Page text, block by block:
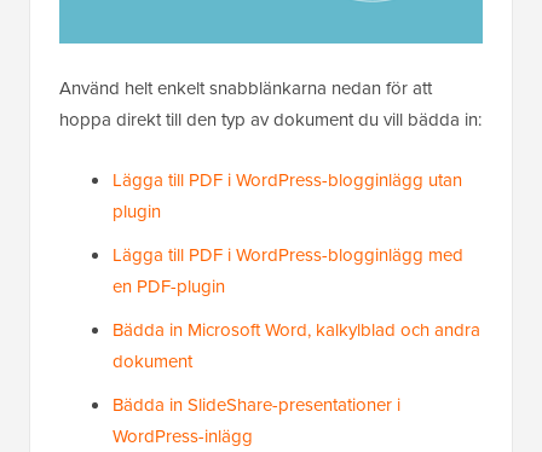
Använd helt enkelt snabblänkarna nedan för att
hoppa direkt till den typ av dokument du vill bädda in:
Lägga till PDF i WordPress-blogginlägg utan
plugin
Lägga till PDF i WordPress-blogginlägg med
en PDF-plugin
Bädda in Microsoft Word, kalkylblad och andra
dokument
Bädda in SlideShare-presentationer i
WordPress-inlägg